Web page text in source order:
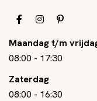
Maandag t/m
08:00 - 17:30
Zaterdag
08:00 - 16:30